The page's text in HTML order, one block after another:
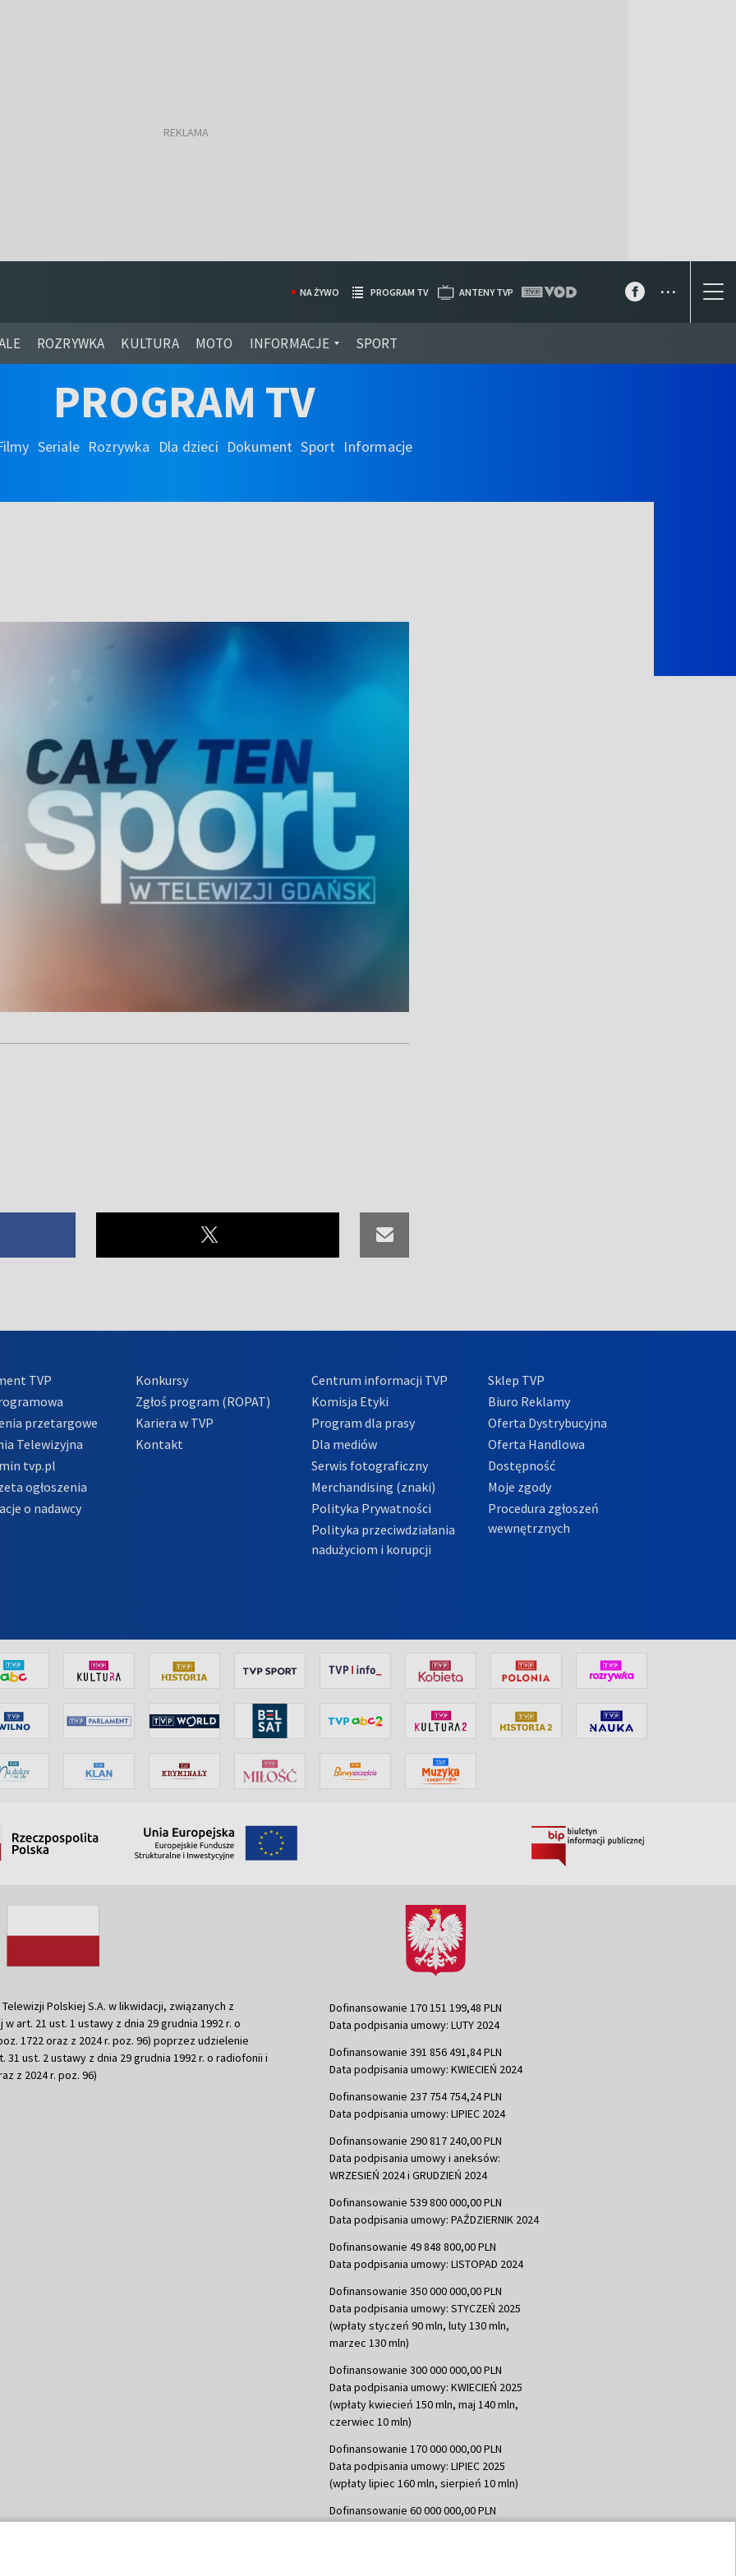
ROZRYWKA KULTURA MOTO INFORMACJE SPORT
NA ŻYWO PROGRAM TV ANTENY TVP ...
PROGRAM TV
Seriale Rozrywka Dla dzieci Dokument Sport Informacje
TVP
przetargowe
Telewizyjna
tvp.pl
ogłoszenia
o nadawcy
Konkursy
Zgłoś program (ROPAT)
Kariera w TVP
Kontakt
Centrum informacji TVP
Komisja Etyki
Program dla prasy
Dla mediów
Serwis fotograficzny
Merchandising (znaki)
Polityka Prywatności
Polityka przeciwdziałania
nadużyciom i korupcji
Sklep TVP
Biuro Reklamy
Oferta Dystrybucyjna
Oferta Handlowa
Dostępność
Moje zgody
Procedura zgłoszeń
wewnętrznych
Polskiej S.A. w likwidacji, związanych z
art. 21 ust. 1 ustawy z dnia 29 grudnia 1992 r. o
1722 oraz z 2024 r. poz. 96) poprzez udzielenie
ust. 2 ustawy z dnia 29 grudnia 1992 r. o radiofonii i
z 2024 r. poz. 96)
Dofinansowanie 170 151 199,48 PLN
Data podpisania umowy: LUTY 2024
Dofinansowanie 391 856 491,84 PLN
Data podpisania umowy: KWIECIEŃ 2024
Dofinansowanie 237 754 754,24 PLN
Data podpisania umowy: LIPIEC 2024
Dofinansowanie 290 817 240,00 PLN
Data podpisania umowy i aneksów:
WRZESIEŃ 2024 i GRUDZIEŃ 2024
Dofinansowanie 539 800 000,00 PLN
Data podpisania umowy: PAŹDZIERNIK 2024
Dofinansowanie 49 848 800,00 PLN
Data podpisania umowy: LISTOPAD 2024
Dofinansowanie 350 000 000,00 PLN
Data podpisania umowy: STYCZEŃ 2025
(wpłaty styczeń 90 mln, luty 130 mln,
marzec 130 mln)
Dofinansowanie 300 000 000,00 PLN
Data podpisania umowy: KWIECIEŃ 2025
(wpłaty kwiecień 150 mln, maj 140 mln,
czerwiec 10 mln)
Dofinansowanie 170 000 000,00 PLN
Data podpisania umowy: LIPIEC 2025
(wpłaty lipiec 160 mln, sierpień 10 mln)
Dofinansowanie 60 000 000,00 PLN